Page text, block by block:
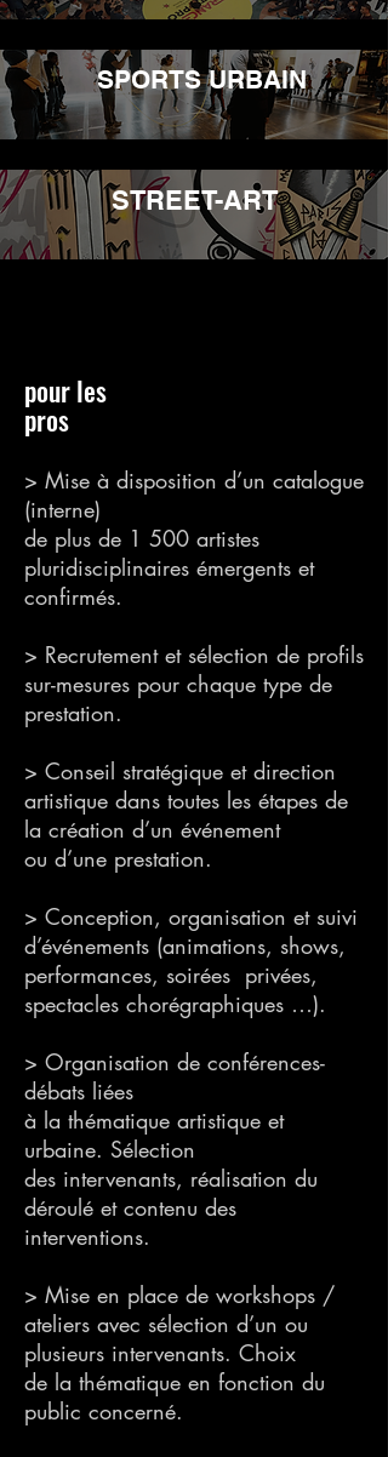
SPORTS URBAIN
STREET-ART
pour les
pros
> Mise à disposition d’un catalogue
(interne)
de plus de 1 500 artistes
pluridisciplinaires émergents et
confirmés.
> Recrutement et sélection de profils
sur-mesures pour chaque type de
prestation.
> Conseil stratégique et direction
artistique dans toutes les étapes de
la création d’un événement
ou d’une prestation.
> Conception, organisation et suivi
d’événements (animations, shows,
performances, soirées privées,
spectacles chorégraphiques …).
> Organisation de conférences-
débats liées
à la thématique artistique et
urbaine. Sélection
des intervenants, réalisation du
déroulé et contenu des
interventions.
> Mise en place de workshops /
ateliers avec sélection d’un ou
plusieurs intervenants. Choix
de la thématique en fonction du
public concerné.